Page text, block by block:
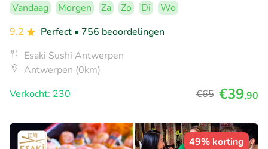
Vandaag Morgen Za Zo Di
Wo
9.2
Perfect • 756 beoordelingen
Esaki Sushi Antwerpen
Antwerpen (0km)
Verkocht: 230
€65 €39,90
49% korting